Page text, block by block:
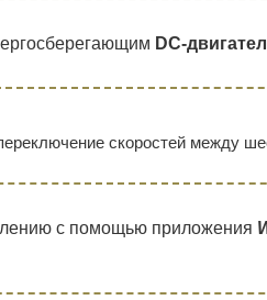
DC-
скоростей между
с помощью приложения